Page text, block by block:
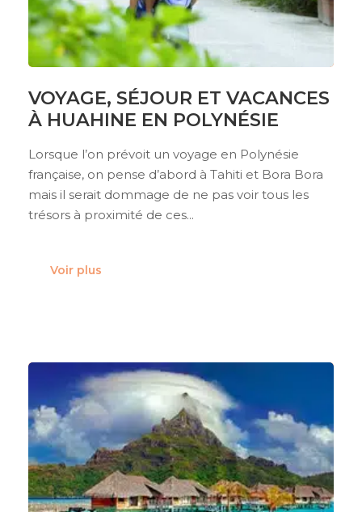
VOYAGE, SÉJOUR ET VACANCES
À HUAHINE EN POLYNÉSIE
Lorsque l’on prévoit un voyage en Polynésie
française, on pense d’abord à Tahiti et Bora Bora
mais il serait dommage de ne pas voir tous les
trésors à proximité de ces...
Voir plus